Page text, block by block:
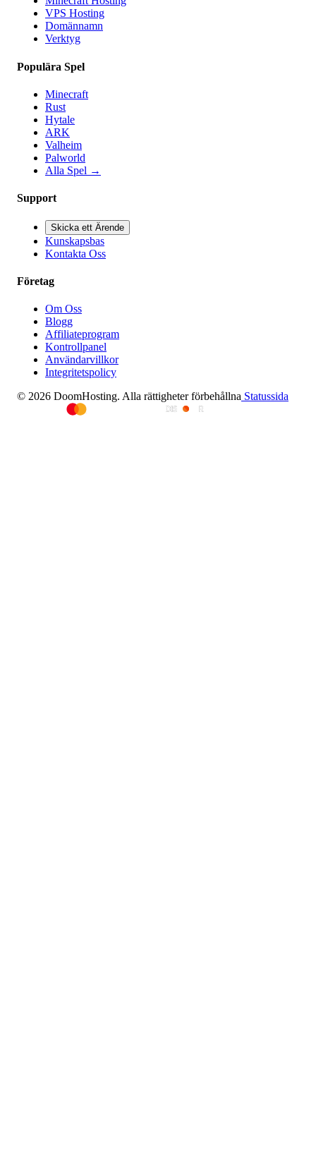
VPS Hosting
Domännamn
Verktyg
Populära Spel
Minecraft
Rust
Hytale
ARK
Valheim
Palworld
Alla Spel →
Support
Skicka ett Ärende
Kunskapsbas
Kontakta Oss
Företag
Om Oss
Blogg
Affiliateprogram
Kontrollpanel
Användarvillkor
Integritetspolicy
© 2026 DoomHosting. Alla rättigheter förbehållna Statussida